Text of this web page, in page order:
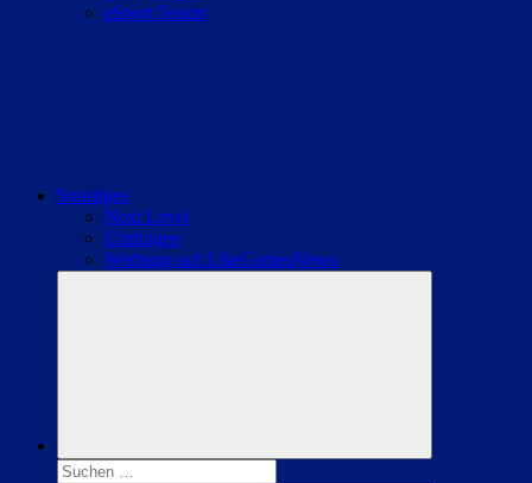
eSport Teams
Sonstiges
Next Level
Umfragen
Werbung auf LikeGamesNews
Suchen